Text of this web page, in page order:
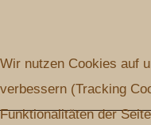
Wir nutzen Cookies auf
verbessern (Tracking
Funktionalitäten der